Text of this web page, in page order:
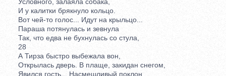
И у калитки брякнуло кольцо.
Вот чей-то голос... Идут на крыльцо...
Параша потянулась и зевнула
Так, что едва не бухнулась со стула,
28
А Тирза быстро выбежала вон,
Открылась дверь. В плаще, закидан снегом,
Явился гость... Насмешливый поклон